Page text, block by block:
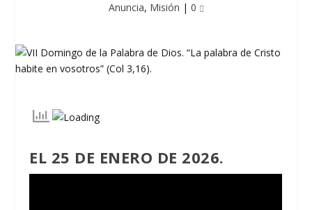
Anuncia, Misión | 0
EL 25 DE ENERO DE 2026.